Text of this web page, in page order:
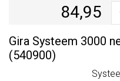
84,95
Gira Systeem 3000
(540900)